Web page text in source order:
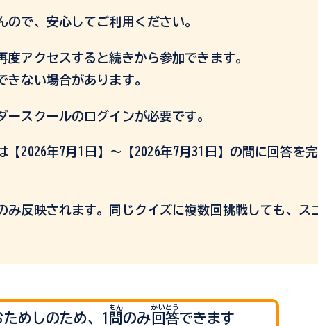
ので、安心してご利用ください。
度アクセスすると続きから参加できます。
ない場合があります。
スクールのログインが必要です。
【2026年7月1日】～【2026年7月31日】の間に回答を
み反映されます。同じクイズに複数回挑戦しても、ス
ためしのため、1 問
もん
のみ 回答
かいとう
できます